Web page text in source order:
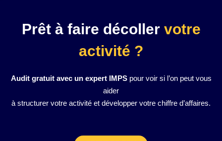
Prêt à faire décoller votre
activité ?
Audit gratuit avec un expert IMPSpour voir si l’on peut vous
aider
à structurer votre activité et développer votre chiffre d’affaires.